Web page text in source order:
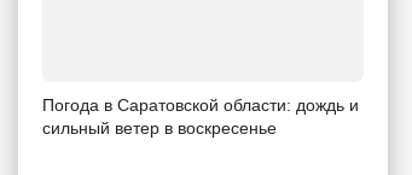
Погода в Саратовской области: дождь и
сильный ветер в воскресенье